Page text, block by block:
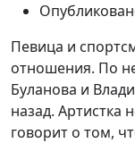
Певица и
отношения. По
Буланова и
назад. Артистка
говорит о том,